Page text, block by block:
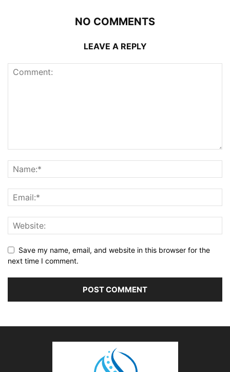
NO COMMENTS
LEAVE A REPLY
Save my name, email, and website in this browser for the
next time I comment.